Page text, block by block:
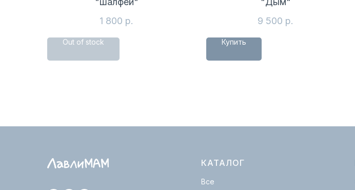
1 800 р.
Out of stock
9 500 р.
Купить
КАТАЛОГ
Все